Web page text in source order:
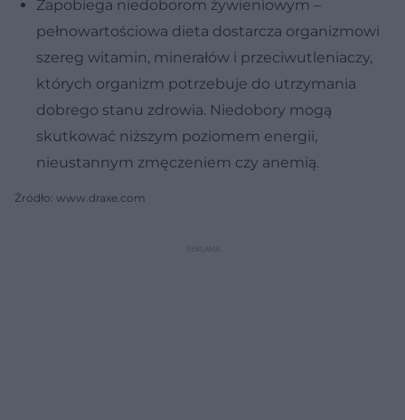
Zapobiega niedoborom żywieniowym –
pełnowartościowa dieta dostarcza organizmowi
szereg witamin, minerałów i przeciwutleniaczy,
których organizm potrzebuje do utrzymania
dobrego stanu zdrowia. Niedobory mogą
skutkować niższym poziomem energii,
nieustannym zmęczeniem czy anemią.
Źródło: www.draxe.com